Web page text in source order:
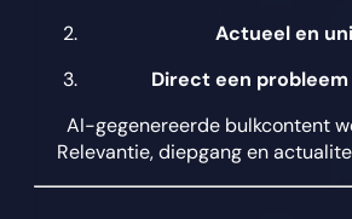
Actueel en
Direct een
AI-gegenereerde bulkcontent
Relevantie, diepgang en